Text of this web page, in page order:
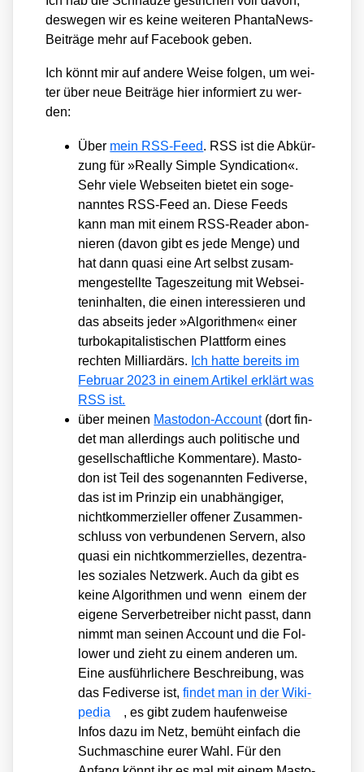
des­we­gen wir es kei­ne wei­te­ren Phan­ta­News-
Bei­trä­ge mehr auf Face­book geben.
Ich könnt mir auf ande­re Wei­se fol­gen, um wei­
ter über neue Bei­trä­ge hier infor­miert zu wer­
den:
Über mein RSS-Feed. RSS ist die Abkür­
zung für »Real­ly Simp­le Syn­di­ca­ti­on«.
Sehr vie­le Web­sei­ten bie­tet ein soge­
nann­tes RSS-Feed an. Die­se Feeds
kann man mit einem RSS-Rea­der abon­
nie­ren (davon gibt es jede Men­ge) und
hat dann qua­si eine Art selbst zusam­
men­ge­stell­te Tages­zei­tung mit Web­sei­
ten­in­hal­ten, die einen inter­es­sie­ren und
das abseits jeder »Algo­rith­men« einer
tur­bo­ka­pi­ta­lis­ti­schen Platt­form eines
rech­ten Mil­li­ar­därs. Ich hat­te bereits im
Febru­ar 2023 in einem Arti­kel erklärt was
RSS ist.
über mei­nen Mast­o­don-Account(dort fin­
det man aller­dings auch poli­ti­sche und
gesell­schaft­li­che Kom­men­ta­re). Mast­o­
don ist Teil des soge­nann­ten Fedi­ver­se,
das ist im Prin­zip ein unab­hän­gi­ger,
nicht­kom­mer­zi­el­ler offe­ner Zusam­men­
schluss von ver­bun­de­nen Ser­vern, also
qua­si ein nicht­kom­mer­zi­el­les, dezen­tra­
les sozia­les Netz­werk. Auch da gibt es
kei­ne Algo­rith­men und wenn einem der
eige­ne Ser­ver­be­trei­ber nicht passt, dann
nimmt man sei­nen Account und die Fol­
lower und zieht zu einem ande­ren um.
Eine aus­führ­li­che­re Beschrei­bung, was
das Fedi­ver­se ist,fin­det man in der Wiki­
pe­dia
, es gibt zudem hau­fen­wei­se
Infos dazu im Netz, bemüht ein­fach die
Such­ma­schi­ne eurer Wahl. Für den